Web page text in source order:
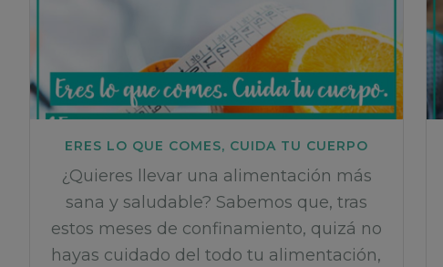
ERES LO QUE COMES, CUIDA TU CUERPO
¿Quieres llevar una alimentación más
sana y saludable? Sabemos que, tras
estos meses de confinamiento, quizá no
hayas cuidado del todo tu alimentación,